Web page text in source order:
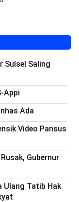
Sulsel Saling
Appi
Ada
Video Pansus
Gubernur
Ulang Tatib Hak